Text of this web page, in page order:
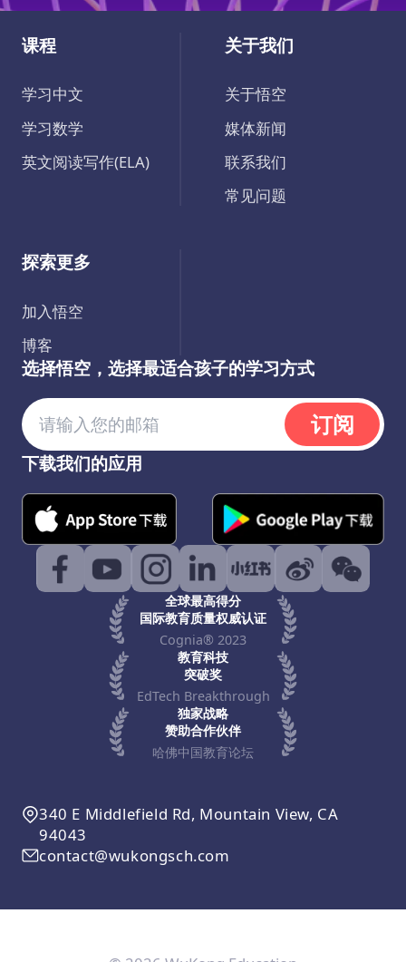
课程
学习中文
学习数学
英文阅读写作(ELA)
关于我们
关于悟空
媒体新闻
联系我们
常见问题
探索更多
加入悟空
博客
选择悟空，选择最适合孩子的学习方式
订阅
下载我们的应用
全球最高得分
国际教育质量权威认证
Cognia® 2023
教育科技
突破奖
EdTech Breakthrough
独家战略
赞助合作伙伴
哈佛中国教育论坛
340 E Middlefield Rd, Mountain View, CA
94043
contact@wukongsch.com